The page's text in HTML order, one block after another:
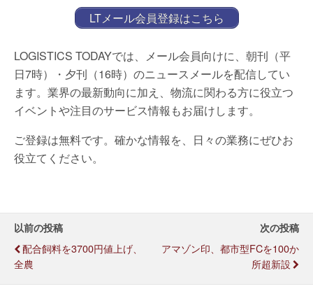
LTメール会員登録はこちら
LOGISTICS TODAYでは、メール会員向けに、朝刊（平
日7時）・夕刊（16時）のニュースメールを配信してい
ます。業界の最新動向に加え、物流に関わる方に役立つ
イベントや注目のサービス情報もお届けします。
ご登録は無料です。確かな情報を、日々の業務にぜひお
役立てください。
以前の投稿
配合飼料を3700円値上げ、
全農
次の投稿
アマゾン印、都市型FCを100か
所超新設